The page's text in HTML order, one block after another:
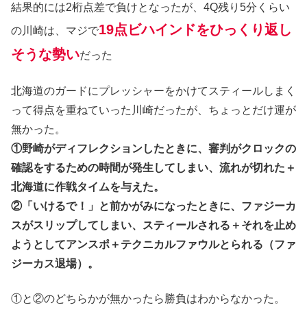
結果的には2桁点差で負けとなったが、4Q残り5分くらい
の川崎は、マジで19点ビハインドをひっくり返し
そうな勢いだった
北海道のガードにプレッシャーをかけてスティールしまく
って得点を重ねていった川崎だったが、ちょっとだけ運が
無かった。
①野崎がディフレクションしたときに、審判がクロックの
確認をするための時間が発生してしまい、流れが切れた＋
北海道に作戦タイムを与えた。
②「いけるで！」と前かがみになったときに、ファジーカ
スがスリップしてしまい、スティールされる＋それを止め
ようとしてアンスポ＋テクニカルファウルとられる（ファ
ジーカス退場）。
①と②のどちらかが無かったら勝負はわからなかった。